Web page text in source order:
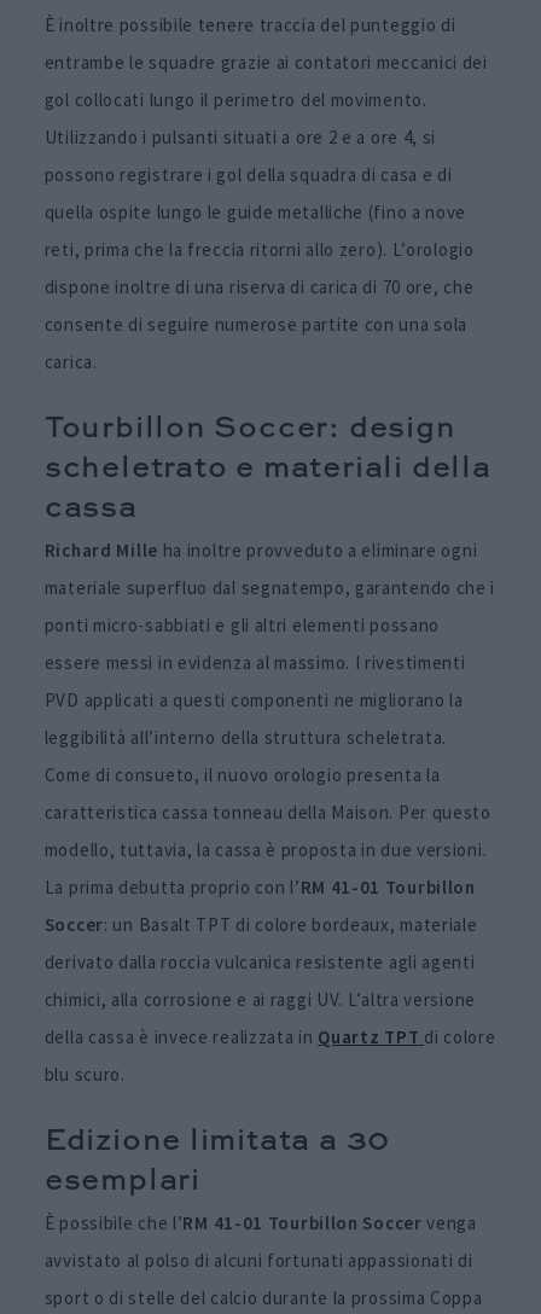
È inoltre possibile tenere traccia del punteggio di
entrambe le squadre grazie ai contatori meccanici dei
gol collocati lungo il perimetro del movimento.
Utilizzando i pulsanti situati a ore 2 e a ore 4, si
possono registrare i gol della squadra di casa e di
quella ospite lungo le guide metalliche (fino a nove
reti, prima che la freccia ritorni allo zero). L’orologio
dispone inoltre di una riserva di carica di 70 ore, che
consente di seguire numerose partite con una sola
carica.
Tourbillon Soccer: design
scheletrato e materiali della
cassa
Richard Mille ha inoltre provveduto a eliminare ogni
materiale superfluo dal segnatempo, garantendo che i
ponti micro-sabbiati e gli altri elementi possano
essere messi in evidenza al massimo. I rivestimenti
PVD applicati a questi componenti ne migliorano la
leggibilità all’interno della struttura scheletrata.
Come di consueto, il nuovo orologio presenta la
caratteristica cassa tonneau della Maison. Per questo
modello, tuttavia, la cassa è proposta in due versioni.
La prima debutta proprio con l’RM 41-01 Tourbillon
Soccer: un Basalt TPT di colore bordeaux, materiale
derivato dalla roccia vulcanica resistente agli agenti
chimici, alla corrosione e ai raggi UV. L’altra versione
della cassa è invece realizzata in Quartz TPT di colore
blu scuro.
Edizione limitata a 30
esemplari
È possibile che l’RM 41-01 Tourbillon Soccervenga
avvistato al polso di alcuni fortunati appassionati di
sport o di stelle del calcio durante la prossima Coppa